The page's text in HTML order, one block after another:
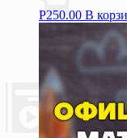
Р250.00 В